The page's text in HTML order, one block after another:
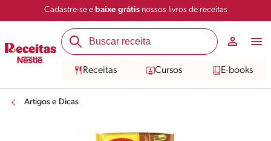
Cadastre-se e baixe grátisnossos livros de receitas
Receitas Cursos E-books
Artigos e Dicas